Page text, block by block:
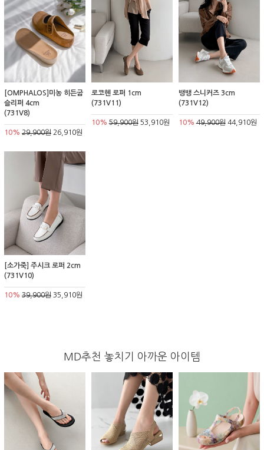
[OMPHALOS]미농 히든굽
슬리퍼 4cm
(731V8)
10% 29,900원 26,910원
로코헨 로퍼 1cm
(731V11)
10% 59,900원53,910원
뱅뱅 스니커즈 3cm
(731V12)
10% 49,900원44,910원
[소가죽] 주시크 로퍼 2cm
(731V10)
10% 39,900원 35,910원
MD추천 놓치기 아까운 아이템